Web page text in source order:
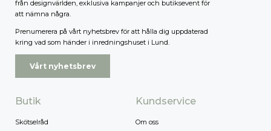
från designvärlden, exklusiva kampanjer och butiksevent för
att nämna några.
Prenumerera på vårt nyhetsbrev för att hålla dig uppdaterad
kring vad som händer i inredningshuset i Lund.
Vårt nyhetsbrev
Butik
Skötselråd
Kundservice
Om oss